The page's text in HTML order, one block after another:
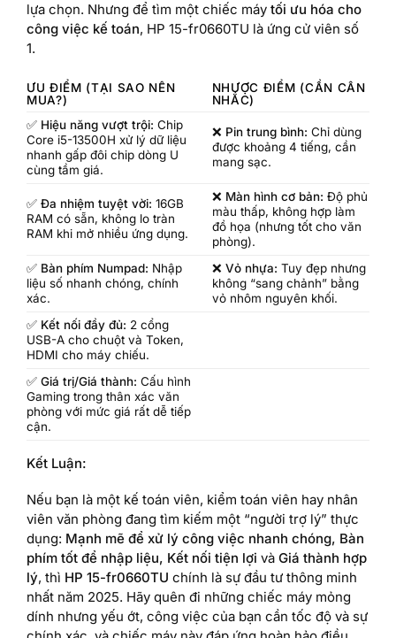
lựa chọn. Nhưng để tìm một chiếc máy tối ưu hóa cho
công việc kế toán, HP 15-fr0660TU là ứng cử viên số
1.
ƯU ĐIỂM (TẠI SAO NÊN
MUA?)
NHƯỢC ĐIỂM (CẦN CÂN
NHẮC)
✅ Hiệu năng vượt trội: Chip
Core i5-13500H xử lý dữ liệu
nhanh gấp đôi chip dòng U
cùng tầm giá.
❌ Pin trung bình: Chỉ dùng
được khoảng 4 tiếng, cần
mang sạc.
✅ Đa nhiệm tuyệt vời: 16GB
RAM có sẵn, không lo tràn
RAM khi mở nhiều ứng dụng.
❌ Màn hình cơ bản: Độ phủ
màu thấp, không hợp làm
đồ họa (nhưng tốt cho văn
phòng).
✅ Bàn phím Numpad: Nhập
liệu số nhanh chóng, chính
xác.
❌ Vỏ nhựa: Tuy đẹp nhưng
không “sang chảnh” bằng
vỏ nhôm nguyên khối.
✅ Kết nối đầy đủ: 2 cổng
USB-A cho chuột và Token,
HDMI cho máy chiếu.
✅ Giá trị/Giá thành: Cấu hình
Gaming trong thân xác văn
phòng với mức giá rất dễ tiếp
cận.
Kết Luận:
Nếu bạn là một kế toán viên, kiểm toán viên hay nhân
viên văn phòng đang tìm kiếm một “người trợ lý” thực
dụng: Mạnh mẽ để xử lý công việc nhanh chóng, Bàn
phím tốt để nhập liệu, Kết nối tiện lợi và Giá thành hợp
lý, thì HP 15-fr0660TU chính là sự đầu tư thông minh
nhất năm 2025. Hãy quên đi những chiếc máy mỏng
dính nhưng yếu ớt, công việc của bạn cần tốc độ và sự